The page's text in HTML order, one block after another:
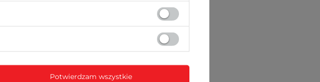
Potwierdzam wszystkie